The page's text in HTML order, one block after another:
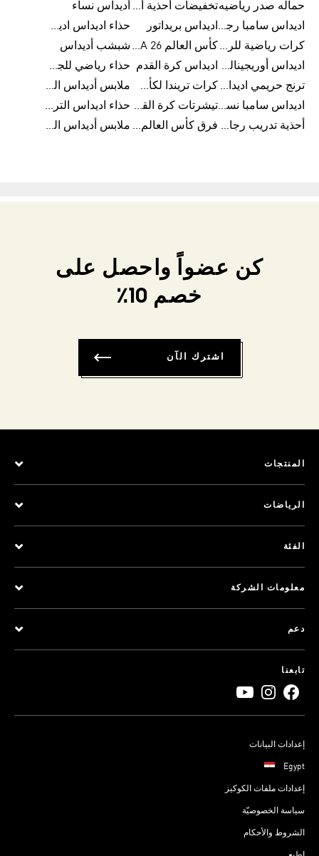
حماله صدر رياضيه
تخفيضات أحذية أديداس للرجال أديداس نساء
اديداس سامبا رجالي اديداس بريداتور
حذاء اديداس اديستار للرجال
كرات رياضية للرجال
كأس العالم FIFA 26™ شبشب أديداس
اديداس أوريجينالز للنساء
اديداس كرة القدم
حذاء رياضي للجري
ترنج حريمي اديداس
كرات تريندا لكأس العالم FIFA 26™
ملابس أديداس الرياضية
اديداس سامبا نسائي
تيشرتات كرة القدم
حذاء اديداس الترا بوست 22
أحذية تدريب رجالية
فرق كأس العالم FIFA 26™ ملابس أديداس الرجالية
كن عضواً واحصل على
خصم 10٪
اشترك الآن
المنتجات
الرياضات
الفئة
معلومات الشركة
دعم
تابعنا
إعدادات البيانات
Egypt
إعدادات ملفات الكوكيز
سياسة الخصوصيّة
الشروط والأحكام